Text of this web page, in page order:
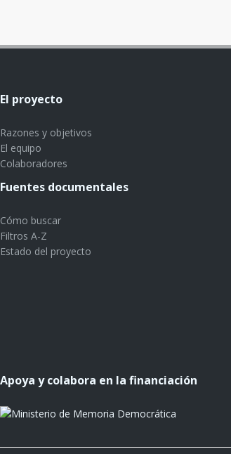
El proyecto
Razones y objetivos
El equipo
Colaboradores
Fuentes documentales
Cómo buscar
Filtros A-Z
Estado del proyecto
Apoya y colabora en la financiación